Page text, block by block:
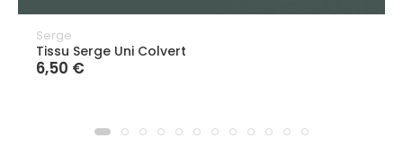
Serge
Tissu Serge Uni Colvert
6,50 €